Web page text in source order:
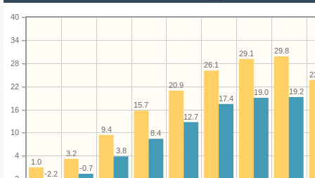
4
10
16
22
28
34
40
29.8
29.1
26.1
20.9
15.7
9.4
3.2
1.0
19.2
19.0
17.4
12.7
8.4
3.8
-0.7
-2.2